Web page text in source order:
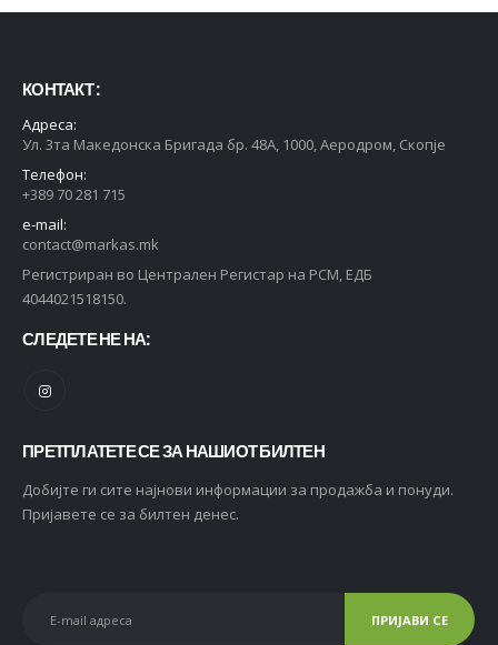
КОНТАКТ :
Адреса:
Ул. 3та Македонска Бригада бр. 48А, 1000, Аеродром, Скопје
Телефон:
+389 70 281 715
e-mail:
contact@markas.mk
Регистриран во Централен Регистар на РСМ, ЕДБ
4044021518150.
СЛЕДЕТЕ НЕ НА:
ПРЕТПЛАТЕТЕ СЕ ЗА НАШИОТ БИЛТЕН
Добијте ги сите најнови информации за продажба и понуди.
Пријавете се за билтен денес.